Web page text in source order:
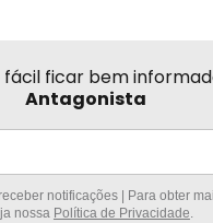
fácil ficar bem
Antagonista
notificações | Para obter
nossa Política de Privacidade.